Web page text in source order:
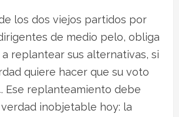
los dos viejos partidos por
de medio pelo, obliga
replantear sus alternativas, si
quiere hacer que su voto
Ese replanteamiento debe
inobjetable hoy: la